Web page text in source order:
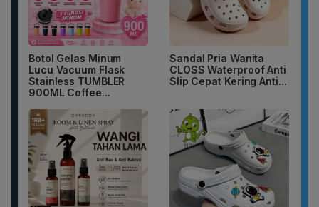
Botol Gelas Minum
Lucu Vacuum Flask
Stainless TUMBLER
900ML Coffee...
Sandal Pria Wanita
CLOSS Waterproof Anti
Slip Cepat Kering Anti...